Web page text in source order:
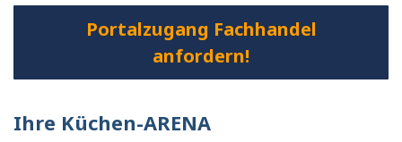
Portalzugang Fachhandel
anfordern!
Ihre Küchen-ARENA